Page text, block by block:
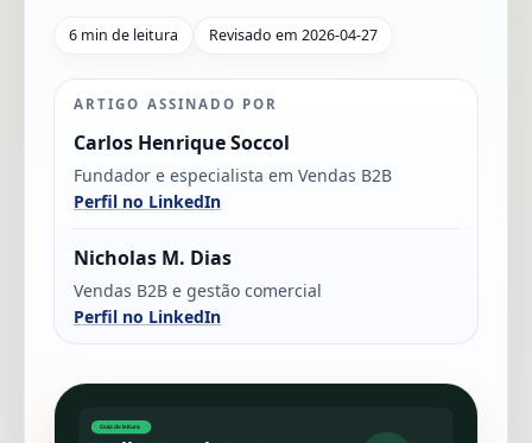
6 min de leitura Revisado em 2026-04-27
ARTIGO ASSINADO POR
Carlos Henrique Soccol
Fundador e especialista em Vendas B2B
Perfil no LinkedIn
Nicholas M. Dias
Vendas B2B e gestão comercial
Perfil no LinkedIn